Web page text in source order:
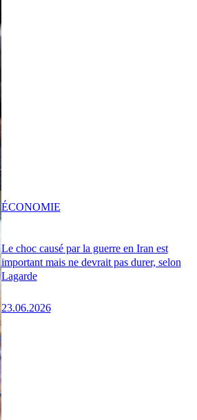
Le choc causé par la guerre en Iran est
important mais ne devrait pas durer, selon
Lagarde
23.06.2026
ÉCONOMIE